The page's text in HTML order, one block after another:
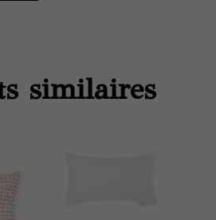
similaires